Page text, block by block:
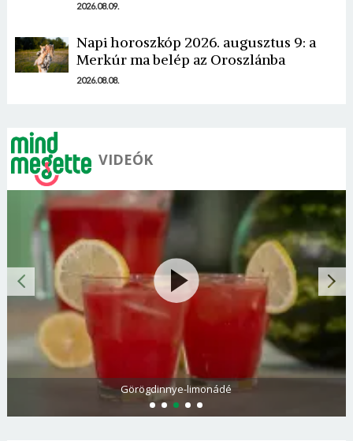
2026.08.09.
Napi horoszkóp 2026. augusztus 9: a
Merkúr ma belép az Oroszlánba
2026.08.08.
VIDEÓK
Görögdinnye-limonádé